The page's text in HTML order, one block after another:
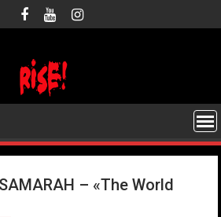
– «The World